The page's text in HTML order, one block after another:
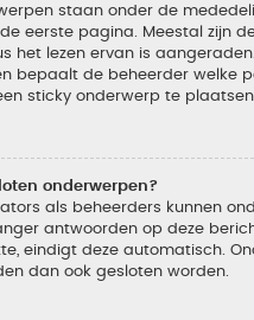
staan onder de
eerste pagina. Meestal zijn
het lezen ervan is
bepaalt de beheerder welke
sticky onderwerp te
onderwerpen?
als beheerders kunnen
antwoorden op deze
eindigt deze automatisch.
dan ook gesloten worden.